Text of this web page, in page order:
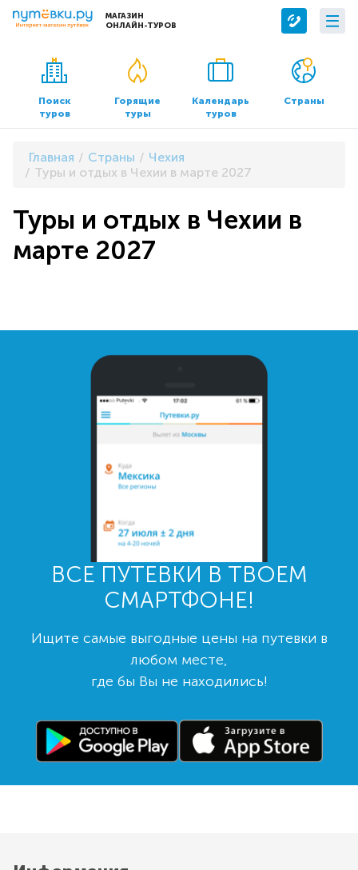
МАГАЗИН
ОНЛАЙН-ТУРОВ
Сервисы
Бронирование отелей
Трансфер
О компании
О нас
Контакты
Документы и реквизиты
Поиск
туров
Горящие
туры
Календарь
туров
Страны
Главная Страны
Чехия
Туры и отдых в Чехии в марте 2027
Туры и отдых в Чехии в
марте 2027
ВСЕ ПУТЕВКИ В ТВОЕМ
СМАРТФОНЕ!
Ищите самые выгодные цены на путевки в
любом месте,
где бы Вы не находились!